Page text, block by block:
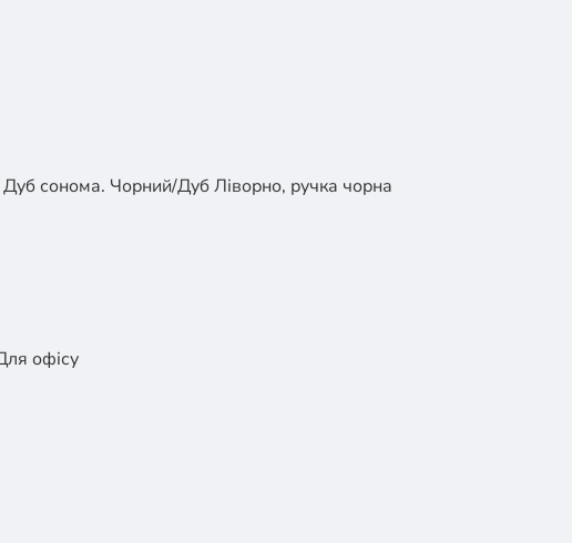
сонома. Чорний/Дуб Ліворно, ручка чорна
офісу